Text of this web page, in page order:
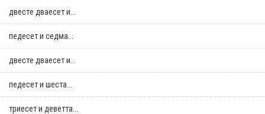
двестe дваесет и...
педесет и седма...
двестe дваесет и...
педесет и шеста...
триесет и деветта...